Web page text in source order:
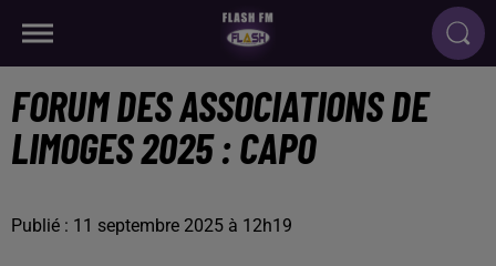
FORUM DES ASSOCIATIONS DE
LIMOGES 2025 : CAPO
Publié : 11 septembre 2025 à 12h19